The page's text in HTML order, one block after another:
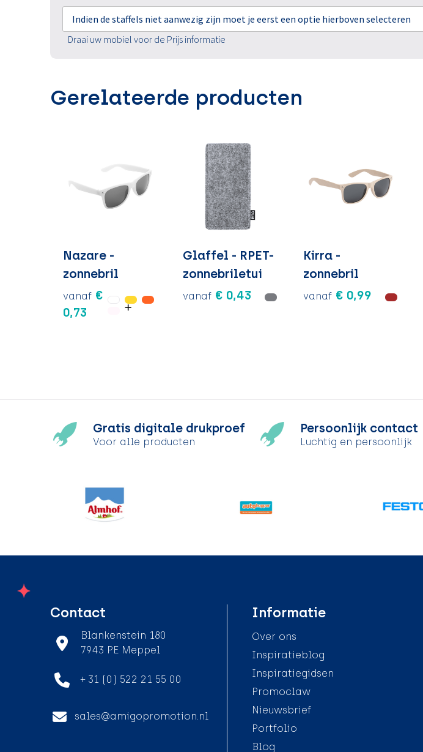
Indien de staffels niet aanwezig zijn moet je eerst een optie hierboven selecteren
Draai uw mobiel voor de Prijs informatie
Gerelateerde producten
Nazare -
zonnebril
vanaf €
0,73
Glaffel - RPET-
zonnebriletui
vanaf € 0,43
Kirra -
zonnebril
vanaf € 0,99
Gratis digitale drukproef
Voor alle producten
Persoonlijk contact
Luchtig en persoonlijk
Contact
Blankenstein 180
7943 PE Meppel
+ 31 (0) 522 21 55 00
sales@amigopromotion.nl
Informatie
Over ons
Inspiratieblog
Inspiratiegidsen
Promoclaw
Nieuwsbrief
Portfolio
Blog